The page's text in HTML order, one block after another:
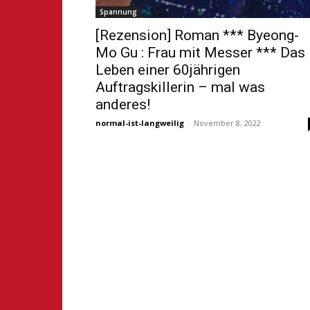
Spannung
[Rezension] Roman *** Byeong-
Mo Gu : Frau mit Messer *** Das
Leben einer 60jährigen
Auftragskillerin – mal was
anderes!
normal-ist-langweilig - November 8, 2022